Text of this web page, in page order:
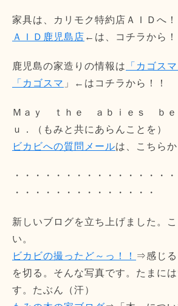
家具は、カリモク特約店ＡＩＤへ！
ＡＩＤ鹿児島店 ←は、コチラから！
鹿児島の家造りの情報は 「カゴスマ
「カゴスマ 」←はコチラから！！
Ｍａｙ ｔｈｅ ａｂｉｅｓ ｂ
ｕ．（もみと共にあらんことを）
ビカビへの質問メールは、こちらか
・・・・・・・・・・・・・・・
・・・・・・・・・・・・・・
新しいブログを立ち上げました。
い。
ビカビの撮ったど～っ！！ ⇒感じる
を切る。そんな写真です。たまに
す。たぶん（汗）